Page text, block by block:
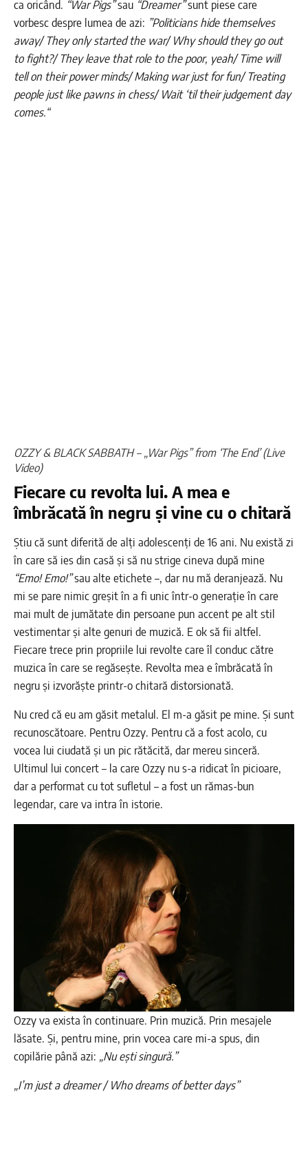
ca oricând. “War Pigs”sau “Dreamer”sunt piese care
vorbesc despre lumea de azi: ”Politicians hide themselves
away/ They only started the war/ Why should they go out
to fight?/ They leave that role to the poor, yeah/ Time will
tell on their power minds/ Making war just for fun/ Treating
people just like pawns in chess/ Wait ‘til their judgement day
comes.“
OZZY & BLACK SABBATH – „War Pigs” from ‘The End’ (Live
Video)
Fiecare cu revolta lui. A mea e
îmbrăcată în negru și vine cu o chitară
Știu că sunt diferită de alți adolescenți de 16 ani. Nu există zi
în care să ies din casă și să nu strige cineva după mine
“Emo! Emo!”sau alte etichete –, dar nu mă deranjează. Nu
mi se pare nimic greșit în a fi unic într-o generație în care
mai mult de jumătate din persoane pun accent pe alt stil
vestimentar și alte genuri de muzică. E ok să fii altfel.
Fiecare trece prin propriile lui revolte care îl conduc către
muzica în care se regăsește. Revolta mea e îmbrăcată în
negru și izvorăște printr-o chitară distorsionată.
Nu cred că eu am găsit metalul. El m-a găsit pe mine. Și sunt
recunoscătoare. Pentru Ozzy. Pentru că a fost acolo, cu
vocea lui ciudată și un pic rătăcită, dar mereu sinceră.
Ultimul lui concert – la care Ozzy nu s-a ridicat în picioare,
dar a performat cu tot sufletul – a fost un rămas-bun
legendar, care va intra în istorie.
Ozzy va exista în continuare. Prin muzică. Prin mesajele
lăsate. Și, pentru mine, prin vocea care mi-a spus, din
copilărie până azi: „Nu ești singură.”
„I’m just a dreamer / Who dreams of better days”